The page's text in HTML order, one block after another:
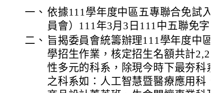
一、 依據111學年度中區五專聯合免試入
員會）111年3月3日111中五聯免字
二、 旨揭委員會統籌辦理111學年度中區
學招生作業，核定招生名額共計
性多元的科系，除現今時下最夯科
之科系如：人工智慧暨醫療應用科